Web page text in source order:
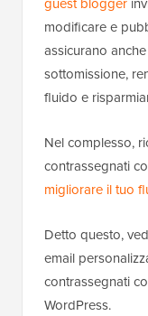
modificare e
assicurano
sottomissione,
fluido e
Nel complesso,
contrassegnati
migliorare il tuo
Detto questo,
email
contrassegnati
WordPress.